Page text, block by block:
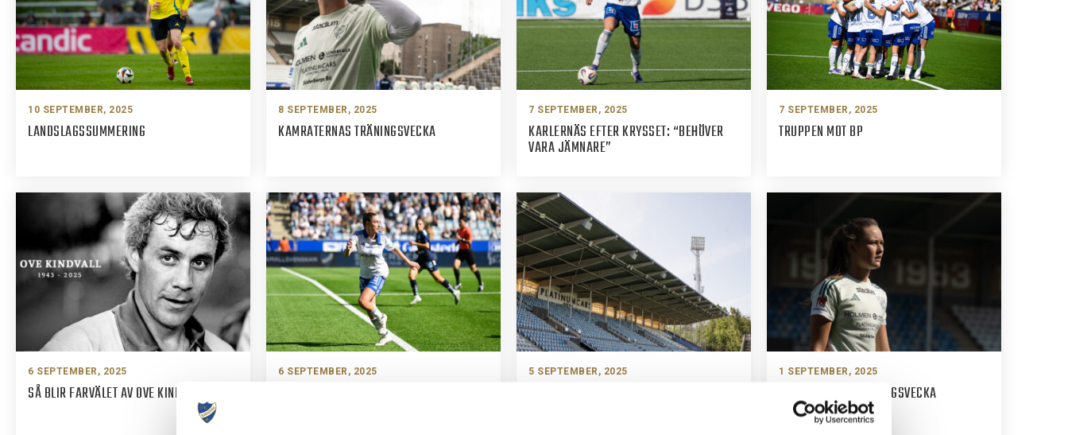
KONTAKT
125-IFKARE
10 SEPTEMBER, 2025
LANDSLAGSSUMMERING
8 SEPTEMBER, 2025
KAMRATERNAS TRÄNINGSVECKA
7 SEPTEMBER, 2025
KARLERNÄS EFTER KRYSSET: “BEHÖVER
VARA JÄMNARE”
7 SEPTEMBER, 2025
TRUPPEN MOT BP
6 SEPTEMBER, 2025
SÅ BLIR FARVÄLET AV OVE KINDVALL
6 SEPTEMBER, 2025 5 SEPTEMBER, 2025 1 SEPTEMBER, 2025
KAMRATERNAS TRÄNINGSVECKA